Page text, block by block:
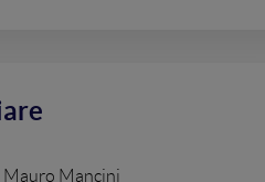
Mauro Mancini